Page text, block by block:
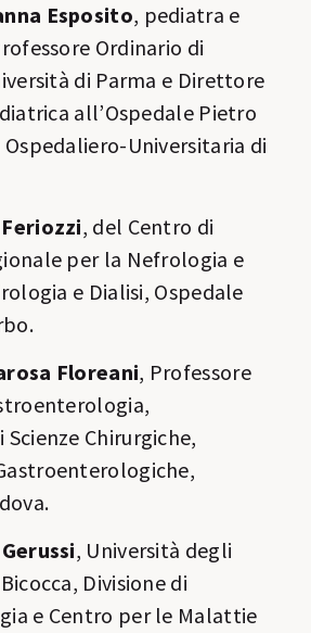
Esposito, pediatra e
Ordinario di
di Parma e Direttore
all’Ospedale Pietro
Universitaria di
, del Centro di
per la Nefrologia e
e Dialisi, Ospedale
Floreani, Professore
Chirurgiche,
, Università degli
Divisione di
e Centro per le Malattie